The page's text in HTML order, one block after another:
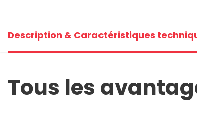
Description & Caractéristiques
Tous les